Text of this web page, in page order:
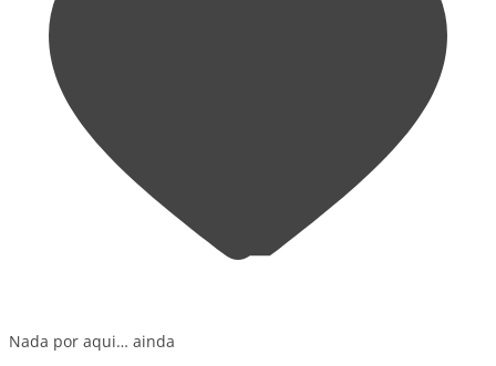
Nada por aqui… ainda